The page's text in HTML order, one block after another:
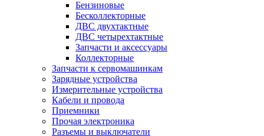
Бензиновые
Бесколлекторные
ДВС двухтактные
ДВС четырехтактные
Запчасти и аксессуары
Коллекторные
Запчасти к сервомашинкам
Зарядные устройства
Измерительные устройства
Кабели и провода
Приемники
Прочая электроника
Разъемы и выключатели